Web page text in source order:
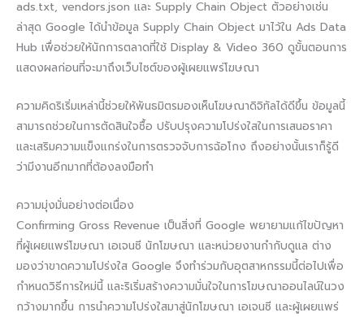
ads.txt, vendors.json และ Supply Chain Object ตัวอย่างเช่น
ล่าสุด Google ได้นำข้อมูล Supply Chain Object มาไว้ใน Ads Data
Hub เพื่อช่วยให้นักการตลาดที่ใช้ Display & Video 360 ดูขั้นตอนการ
แสดงผลก่อนที่จะมาถึงเว็บไซต์ของผู้เผยแพร่โฆษณา
ความคิดริเริ่มเหล่านี้ช่วยให้พันธมิตรมองเห็นโฆษณาดิจิทัลได้ดีขึ้น ข้อมูลนี้
สามารถช่วยในการตัดสินใจซื้อ ปรับปรุงความโปร่งใสในการเสนอราคา
และเสริมความแข็งแกร่งในการตรวจจับการฉ้อโกง ถึงอย่างนั้นเราก็รู้ดี
ว่ามีงานอีกมากที่ต้องลงมือทำ
ความมุ่งมั่นอย่างต่อเนื่อง
Confirming Gross Revenue เป็นสิ่งที่ Google พยายามแก้ไขปัญหา
ที่ผู้เผยแพร่โฆษณา เอเจนซี นักโฆษณา และหน่วยงานกำกับดูแล ต่าง
มองว่าขาดความโปร่งใส Google จึงทำร่วมกับอุตสาหกรรมนี้ต่อไปเพื่อ
กำหนดวิธีการใหม่นี้ และริเริ่มสร้างความมั่นใจในการโฆษณาออนไลน์ในวง
กว้างมากขึ้น การนำความโปร่งใสมาสู่นักโฆษณา เอเจนซี และผู้เผยแพร่